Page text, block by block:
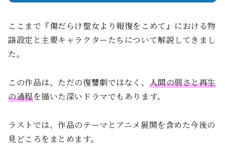
ここまで『傷だらけ聖女より報復をこめて』における物
語設定と主要キャラクターたちについて解説してきまし
た。
この作品は、ただの復讐劇ではなく、 人間の弱さと再生
の過程を描いた深いドラマでもあります。
ラストでは、作品のテーマとアニメ展開を含めた今後の
見どころをまとめます。